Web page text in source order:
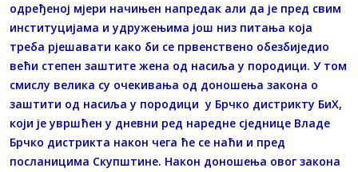
одређеној мјери начињен напредак али да је пред свим
институцијама и удружењима још низ питања којa
треба рјешавати како би се првенствено обезбиједио
већи степен заштите жена од насиља у породици. У том
смислу велика су очекивања од доношења закона о
заштити од насиља у породици у Брчко дистрикту БиХ,
који је увршћен у дневни ред наредне сједнице Владе
Брчко дистрикта након чега ће се наћи и пред
посланицима Скупштине. Након доношења овог закона